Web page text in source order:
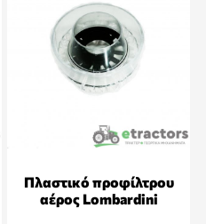
Πλαστικό προφίλτρου
αέρος Lombardini